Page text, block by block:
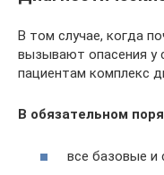
В том случае, когда
вызывают опасения у
пациентам комплекс
В обязательном
все базовые и